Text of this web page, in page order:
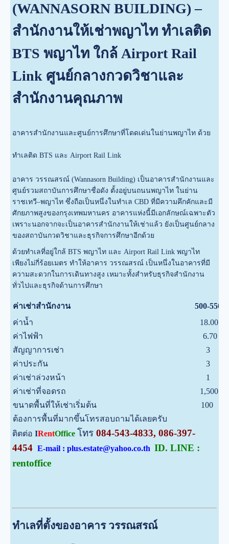
(WANNASORN BUILDING) –
สำนักงานให้เช่าพญาไท ทำเลติด
BTS พญาไท ใกล้ Airport Rail
Link ศูนย์กลางกวดวิชาและ
สำนักงานคุณภาพ
อาคารสำนักงานและศูนย์การศึกษาที่โดดเด่นในย่านพญาไท ด้วย
ทำเลติด BTS และ Airport Rail Link
อาคาร วรรณสรณ์ (Wannasorn Building) เป็นอาคารสำนักงานและ
ศูนย์รวมสถาบันการศึกษาชื่อดัง ตั้งอยู่บนถนนพญาไท ในย่าน
ราชเทวี–พญาไท ซึ่งถือเป็นหนึ่งในทำเล CBD ที่มีความคึกคักและมี
ศักยภาพสูงของกรุงเทพมหานคร อาคารแห่งนี้มีเอกลักษณ์เฉพาะตัว
เพราะนอกจากจะเป็นอาคารสำนักงานให้เช่าแล้ว ยังเป็นศูนย์กลาง
ของสถาบันกวดวิชาและธุรกิจการศึกษาอีกด้วย
ด้วยทำเลที่อยู่ใกล้ BTS พญาไท และ Airport Rail Link พญาไท
เพียงไม่กี่ร้อยเมตร ทำให้อาคาร วรรณสรณ์ เป็นหนึ่งในอาคารที่มี
ความสะดวกในการเดินทางสูง เหมาะทั้งสำหรับธุรกิจสำนักงาน
ทั่วไปและธุรกิจด้านการศึกษา
ค่าเช่าสำนักงาน
500-550
ค่าน้ำ
18.00
ค่าไฟฟ้า
6.70
สัญญาการเช่า
3
ค่าประกัน
3
ค่าเช่าล่วงหน้า
1
ค่าเช่าที่จอดรถ
1,500
ขนาดพื้นที่ให้เช่าเริ่มต้น
100
ต้องการพื้นที่มากขึ้นโทรสอบถามได้เลยครับ
ติตต่อ IRentOffice โทร 084-543-4833, 086-397-
4454 E-mail : plus.estate@yahoo.co.th ID. LINE :
rentoffice
ทำเลที่ตั้งของอาคาร วรรณสรณ์